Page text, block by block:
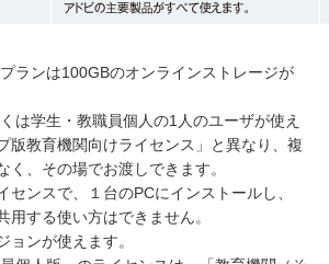
ランは100GBのオンラインストレージが
は学生・教職員個人の1人のユーザが使え
版教育機関向けライセンス」と異なり、複
く、その場でお渡しできます。
センスで、１台のPCにインストールし、
用する使い方はできません。
ョンが使えます。